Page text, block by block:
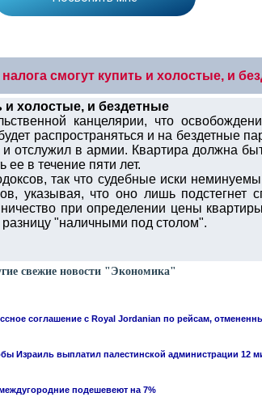
смогут купить и холостые, и
и холостые, и бездетные
канцелярии, что
распространяться и на бездетные
отслужил в армии. Квартира должна
в течение пяти лет.
так что судебные иски
указывая, что оно лишь подстегнет
при определении цены
"наличными под столом".
свежие новости "Экономика"
соглашение с Royal Jordanian по рейсам,
Израиль выплатил палестинской администрации 12
подешевеют на 7%